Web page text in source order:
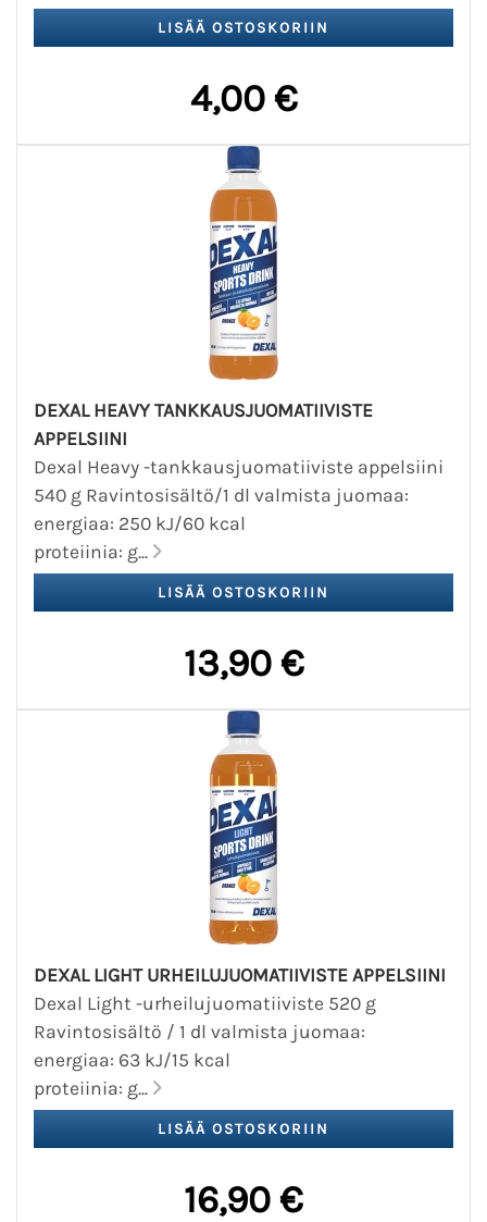
4,00 €
DEXAL HEAVY TANKKAUSJUOMATIIVISTE
APPELSIINI
Dexal Heavy -tankkausjuomatiiviste appelsiini
540 g Ravintosisältö/1 dl valmista juomaa:
energiaa: 250 kJ/60 kcal
proteiinia: g...
13,90 €
DEXAL LIGHT URHEILUJUOMATIIVISTE APPELSIINI
Dexal Light -urheilujuomatiiviste 520 g
Ravintosisältö / 1 dl valmista juomaa:
energiaa: 63 kJ/15 kcal
proteiinia: g...
16,90 €